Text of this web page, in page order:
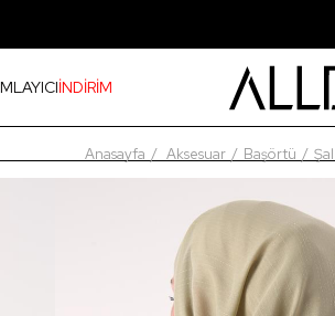
İNDİRİM
Anasayfa Aksesuar Başörtü Şal